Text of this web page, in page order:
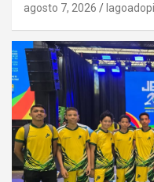
agosto 7, 2026